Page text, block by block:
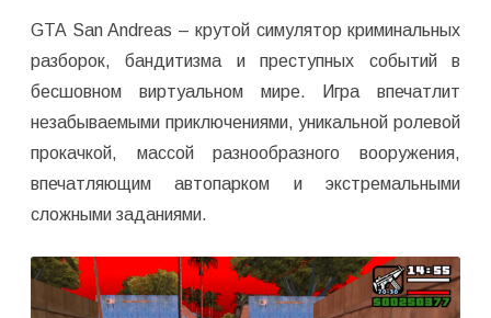
GTA San Andreas – крутой симулятор криминальных
разборок, бандитизма и преступных событий в
бесшовном виртуальном мире. Игра впечатлит
незабываемыми приключениями, уникальной ролевой
прокачкой, массой разнообразного вооружения,
впечатляющим автопарком и экстремальными
сложными заданиями.